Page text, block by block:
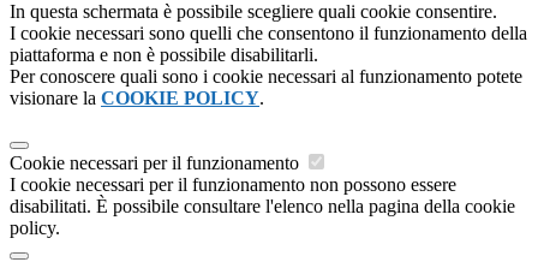
In questa schermata è possibile scegliere quali cookie consentire.
I cookie necessari sono quelli che consentono il funzionamento della
piattaforma e non è possibile disabilitarli.
Per conoscere quali sono i cookie necessari al funzionamento potete
visionare la COOKIE POLICY.
Cookie necessari per il funzionamento
I cookie necessari per il funzionamento non possono essere
disabilitati. È possibile consultare l'elenco nella pagina della cookie
policy.